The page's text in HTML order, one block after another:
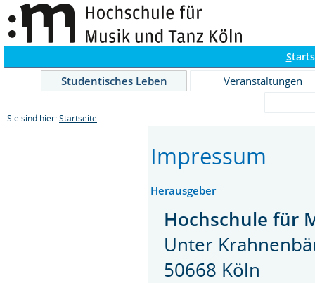
S
Studentisches Leben
Veranstaltungen
Sie sind hier: Startseite
Impressum
Herausgeber
Hochschule für
Unter
50668 Köln